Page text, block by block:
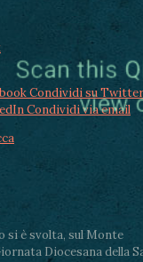
Condividi su Twitter
Condividi via email
si è svolta, sul Monte
Diocesana della